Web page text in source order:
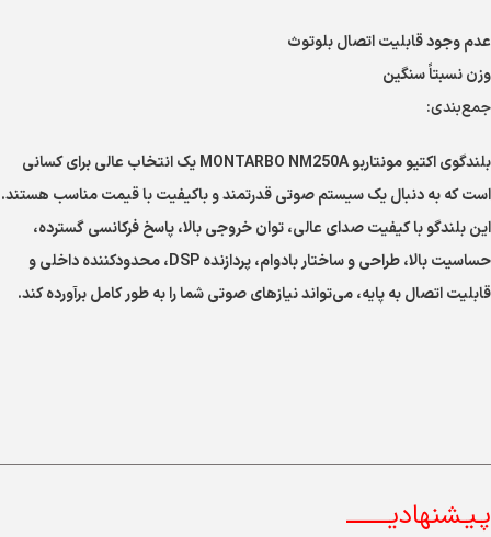
عدم وجود قابلیت اتصال بلوتوث
وزن نسبتاً سنگین
جمع‌بندی:
بلندگوی اکتیو مونتاربو MONTARBO NM250A یک انتخاب عالی برای کسانی
است که به دنبال یک سیستم صوتی قدرتمند و باکیفیت با قیمت مناسب هستند.
این بلندگو با کیفیت صدای عالی، توان خروجی بالا، پاسخ فرکانسی گسترده،
حساسیت بالا، طراحی و ساختار بادوام، پردازنده DSP، محدودکننده داخلی و
قابلیت اتصال به پایه، می‌تواند نیازهای صوتی شما را به طور کامل برآورده کند.
پـیـشنهادیــــــــ